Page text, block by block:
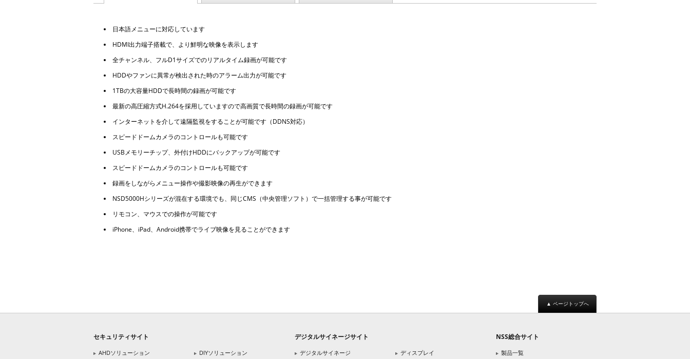
日本語メニューに対応しています
HDMI出力端子搭載で、より鮮明な映像を表示します
全チャンネル、フルD1サイズでのリアルタイム録画が可能です
HDDやファンに異常が検出された時のアラーム出力が可能です
1TBの大容量HDDで長時間の録画が可能です
最新の高圧縮方式H.264を採用していますので高画質で長時間の録画が可能です
インターネットを介して遠隔監視をすることが可能です（DDNS対応）
スピードドームカメラのコントロールも可能です
USBメモリーチップ、外付けHDDにバックアップが可能です
スピードドームカメラのコントロールも可能です
録画をしながらメニュー操作や撮影映像の再生ができます
NSD5000Hシリーズが混在する環境でも、同じCMS（中央管理ソフト）で一括管理する事が可能です
リモコン、マウスでの操作が可能です
iPhone、iPad、Android携帯でライブ映像を見ることができます
▲ ページトップへ
セキュリティサイト
AHDソリューション DIYソリューション
デジタルサイネージサイト
デジタルサイネージ ディスプレイ
NSS総合サイト
製品一覧